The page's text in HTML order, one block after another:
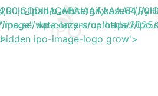
wp-content/uploads/2025/
data-lazy-src='https://
ipo-image-logo grow'>